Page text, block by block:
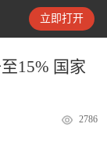
立即打开
15% 国家
2786